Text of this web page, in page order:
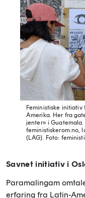
Feministiske initiativ
Amerika. Her fra
jenter» i
feministiskerom.no,
(LAG). Foto:
Savnet initiativ i
Paramalingam
erfaring fra Latin-